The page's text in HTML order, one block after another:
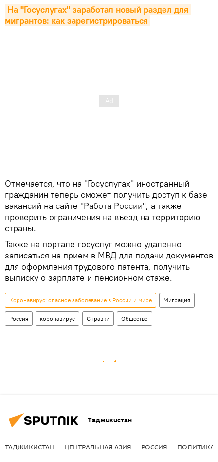
На "Госуслугах" заработал новый раздел для
мигрантов: как зарегистрироваться
Отмечается, что на "Госуслугах" иностранный
гражданин теперь сможет получить доступ к базе
вакансий на сайте "Работа России", а также
проверить ограничения на въезд на территорию
страны.
Также на портале госуслуг можно удаленно
записаться на прием в МВД для подачи документов
для оформления трудового патента, получить
выписку о зарплате и пенсионном стаже.
Коронавирус: опасное заболевание в России и мире Миграция
Россия коронавирус Справки Общество
Таджикистан
ТАДЖИКИСТАН ЦЕНТРАЛЬНАЯ АЗИЯ РОССИЯ ПОЛИТИКА